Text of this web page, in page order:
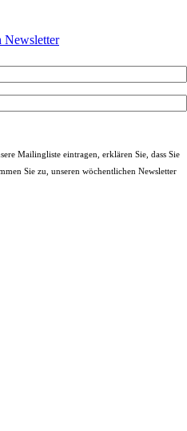
Mailingliste eintragen, erklären Sie, dass Sie
Sie zu, unseren wöchentlichen Newsletter